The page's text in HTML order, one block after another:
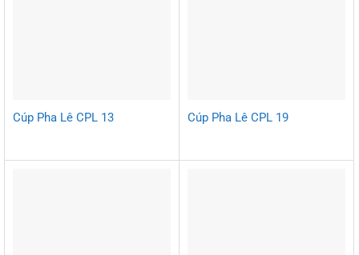
Cúp Pha Lê CPL 13 Cúp Pha Lê CPL 19